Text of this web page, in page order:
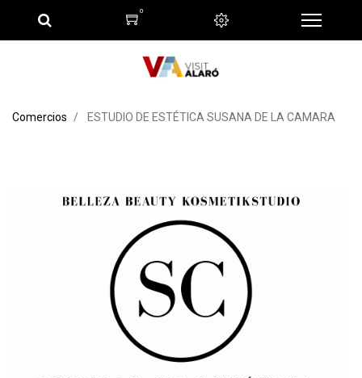
0
Comercios ESTUDIO DE ESTÉTICA SUSANA DE LA CAMARA